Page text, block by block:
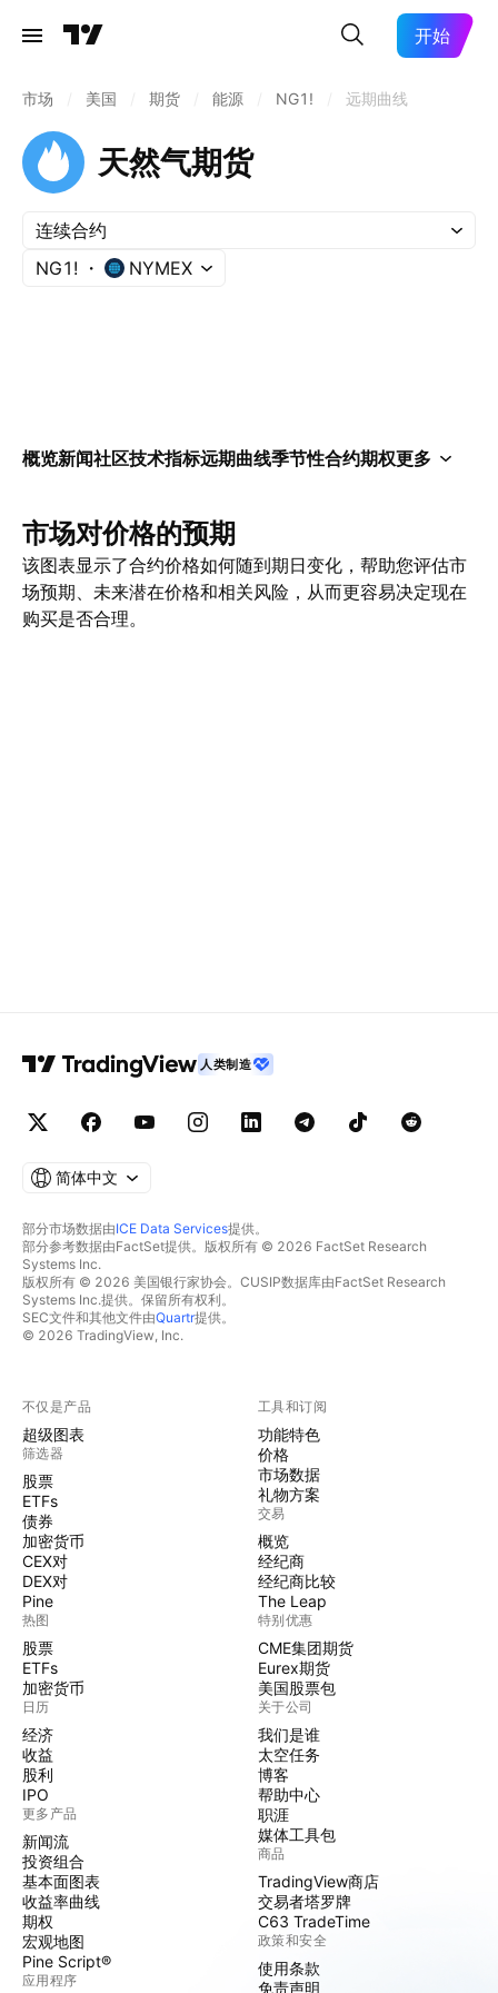
开始
市场 美国 期货 能源 NG1! 远期曲线
天然气期货
连续合约
NG1!
NYMEX
概览新闻社区技术指标远期曲线季节性合约期权更多
市场对价格的预期
该图表显示了合约价格如何随到期日变化，帮助您评估市
场预期、未来潜在价格和相关风险，从而更容易决定现在
购买是否合理。
人类制造
简体中文
部分市场数据由ICE Data Services提供。
部分参考数据由FactSet提供。版权所有 © 2026 FactSet Research
Systems Inc.
版权所有 © 2026 美国银行家协会。CUSIP数据库由FactSet Research
Systems Inc.提供。保留所有权利。
SEC文件和其他文件由Quartr提供。
© 2026 TradingView, Inc.
不仅是产品
超级图表
筛选器
股票
ETFs
债券
加密货币
CEX对
DEX对
Pine
热图
股票
ETFs
加密货币
日历
经济
收益
股利
IPO
更多产品
新闻流
投资组合
基本面图表
收益率曲线
期权
宏观地图
Pine Script®
应用程序
工具和订阅
功能特色
价格
市场数据
礼物方案
交易
概览
经纪商
经纪商比较
The Leap
特别优惠
CME集团期货
Eurex期货
美国股票包
关于公司
我们是谁
太空任务
博客
帮助中心
职涯
媒体工具包
商品
TradingView商店
交易者塔罗牌
C63 TradeTime
政策和安全
使用条款
免责声明